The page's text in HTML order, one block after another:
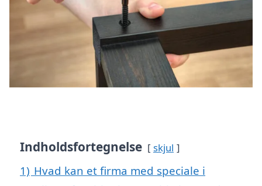
Indholdsfortegnelse skjul
1) Hvad kan et firma med speciale i